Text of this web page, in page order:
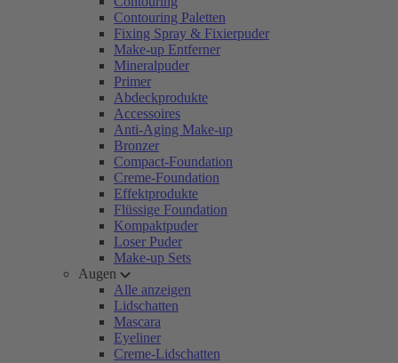
Contouring Paletten
Fixing Spray & Fixierpuder
Make-up Entferner
Mineralpuder
Primer
Abdeckprodukte
Accessoires
Anti-Aging Make-up
Bronzer
Compact-Foundation
Creme-Foundation
Effektprodukte
Flüssige Foundation
Kompaktpuder
Loser Puder
Make-up Sets
Augen
Alle anzeigen
Lidschatten
Mascara
Eyeliner
Creme-Lidschatten